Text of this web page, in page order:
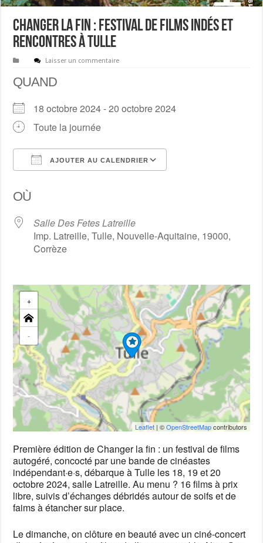
Changer la fin : festival de films indés et
rencontres à Tulle
Laisser un commentaire
QUAND
18 octobre 2024 - 20 octobre 2024
Toute la journée
AJOUTER AU CALENDRIER
OÙ
Salle Des Fetes Latreille
Imp. Latreille, Tulle, Nouvelle-Aquitaine, 19000,
Corrèze
+
-
Leaflet| ©OpenStreetMapcontributors
Première édition de Changer la fin : un festival de films
autogéré, concocté par une bande de cinéastes
indépendant·e·s, débarque à Tulle les 18, 19 et 20
octobre 2024, salle Latreille. Au menu ? 16 films à prix
libre, suivis d’échanges débridés autour de soifs et de
faims à étancher sur place.
Le dimanche, on clôture en beauté avec un ciné-concert